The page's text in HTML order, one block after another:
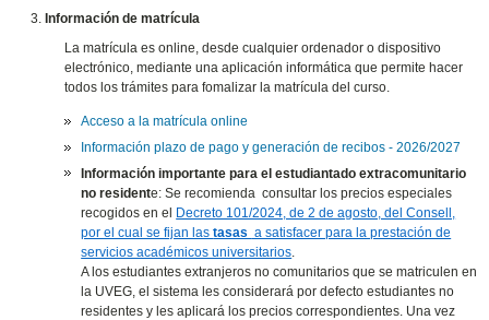
Información de matrícula
La matrícula es online, desde cualquier ordenador o dispositivo
electrónico, mediante una aplicación informática que permite hacer
todos los trámites para fomalizar la matrícula del curso.
Acceso a la matrícula online
Información plazo de pago y generación de recibos - 2026/2027
Información importante para el estudiantado extracomunitario
no residente: Se recomienda consultar los precios especiales
recogidos en el Decreto 101/2024, de 2 de agosto, del Consell,
por el cual se fijan lastasas a satisfacer para la prestación de
servicios académicos universitarios
A los estudiantes extranjeros no comunitarios que se matriculen en
la UVEG, el sistema les considerará por defecto estudiantes no
residentes y les aplicará los precios correspondientes. Una vez